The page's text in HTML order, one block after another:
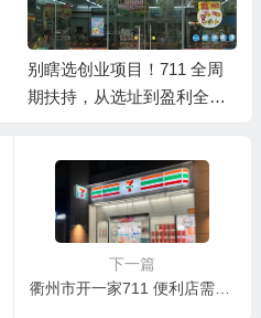
别瞎选创业项目！711 全周
期扶持，从选址到盈利全程
下一篇
衢州市开一家711 便利店需要多少资金？江苏如何申请加盟711便利店？